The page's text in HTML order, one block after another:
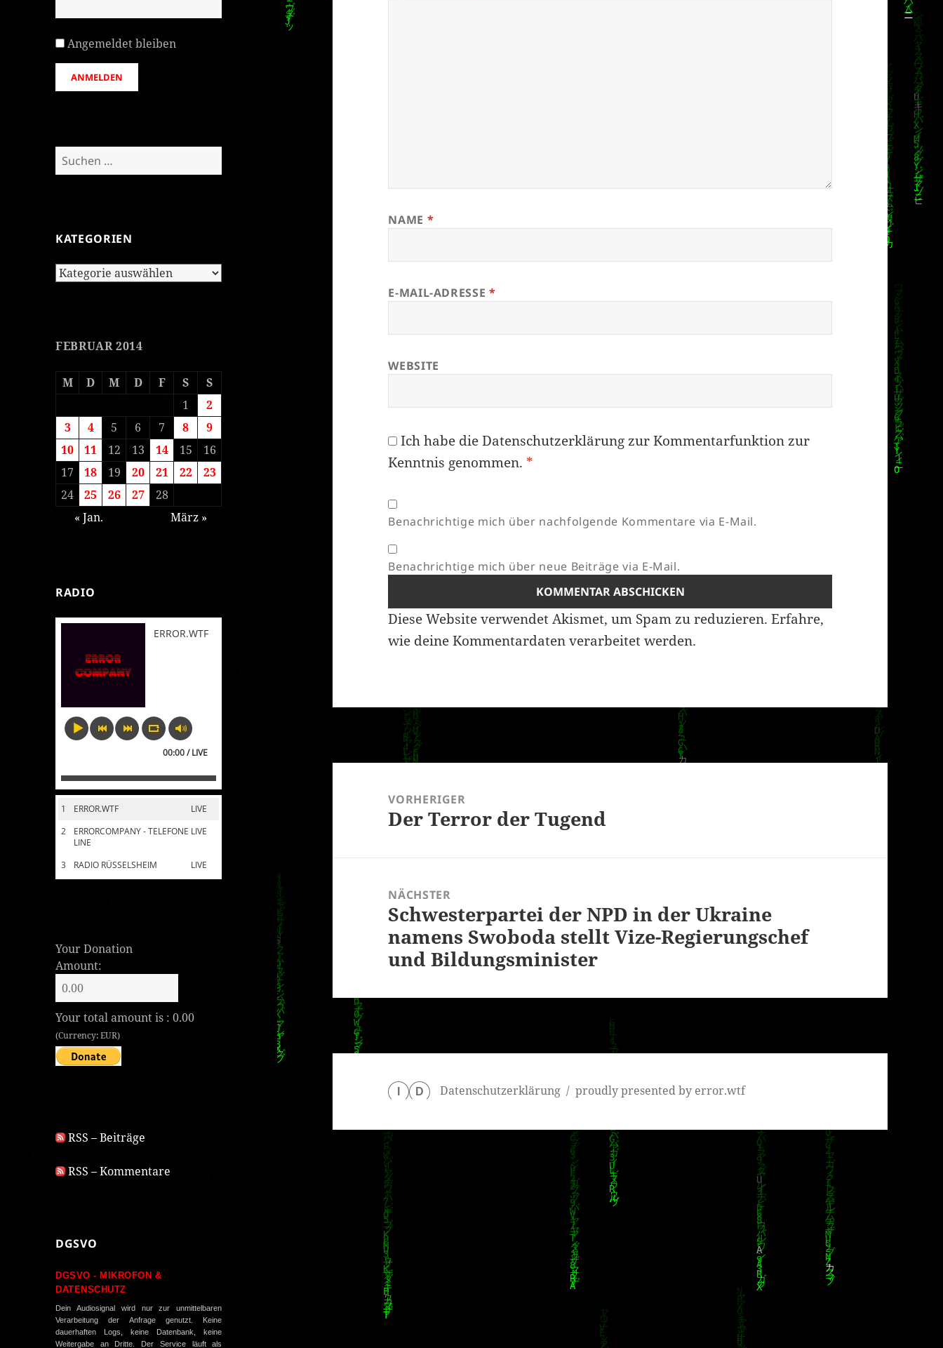
Angemeldet bleiben
ANMELDEN
Suchen
nach:
KATEGORIEN
Kategorien
FEBRUAR 2014
M D M D F S
S
1
2
3
4 5 6 7 8
9
10
11 12 13 14 15
16
17
18 19 20 21 22
23
24
25 26 27
28
« Jan.
März »
RADIO
ERROR.WTF
00:00 / LIVE
1 LIVE
ERROR.WTF
2
LIVE
ERRORCOMPANY - TELEFONE
LINE
3
LIVE
RADIO RÜSSELSHEIM
Your Donation
Amount:
Your total amount is :0.00
(Currency: EUR)
RSS – Beiträge
RSS – Kommentare
DGSVO
DGSVO - MIKROFON &
DATENSCHUTZ
Dein Audiosignal wird nur zur unmittelbaren
Verarbeitung der Anfrage genutzt. Keine
dauerhaften Logs, keine Datenbank, keine
Weitergabe an Dritte. Der Service läuft als
NAME *
E-MAIL-ADRESSE *
WEBSITE
Ich habe dieDatenschutzerklärungzur Kommentarfunktion zur
Kenntnis genommen. *
Benachrichtige mich über nachfolgende Kommentare via E-Mail.
Benachrichtige mich über neue Beiträge via E-Mail.
Diese Website verwendet Akismet, um Spam zu reduzieren.Erfahre,
wie deine Kommentardaten verarbeitet werden.
VORHERIGER
Vorheriger
Der Terror der Tugend
NÄCHSTER
Nächster
Beitrag:
Schwesterpartei der NPD in der Ukraine
namens Swoboda stellt Vize-Regierungschef
und Bildungsminister
D Datenschutzerklärung proudly presented by error.wtf